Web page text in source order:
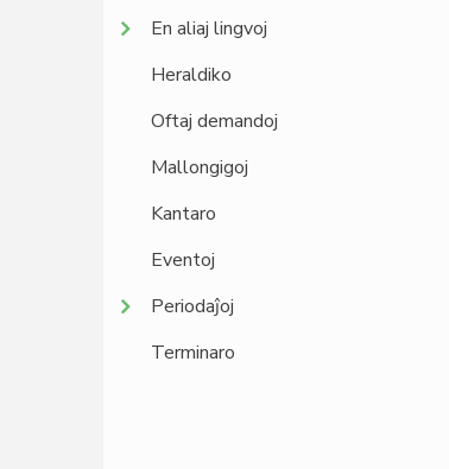
En aliaj lingvoj
Heraldiko
Oftaj demandoj
Mallongigoj
Kantaro
Eventoj
Periodaĵoj
Terminaro